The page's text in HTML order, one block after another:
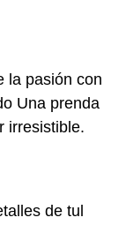
la pasión con
Una prenda
irresistible.
de tul